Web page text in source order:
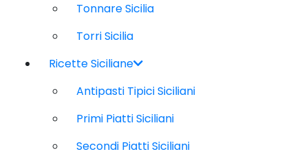
Tonnare Sicilia
Torri Sicilia
Ricette Siciliane
Antipasti Tipici Siciliani
Primi Piatti Siciliani
Secondi Piatti Siciliani